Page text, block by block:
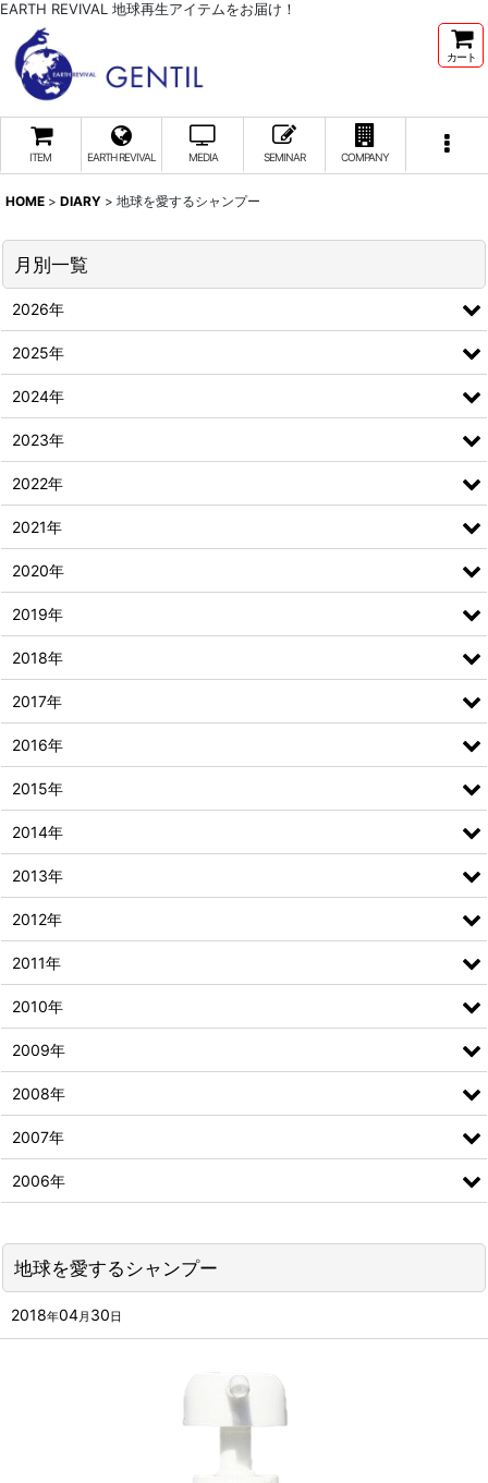
EARTH REVIVAL 地球再生アイテムをお届け！
カート
ITEM EARTH REVIVAL MEDIA SEMINAR COMPANY
HOME > DIARY > 地球を愛するシャンプー
地球を愛するシャンプー
2018年04月 30 日
月別一覧
2026年
2025年
2024年
2023年
2022年
2021年
2020年
2019年
2018年
2017年
2016年
2015年
2014年
2013年
2012年
2011年
2010年
2009年
2008年
2007年
2006年